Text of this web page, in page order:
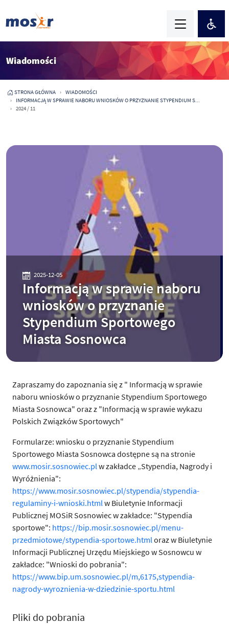
Wiadomości
STRONA GŁÓWNA
WIADOMOŚCI
INFORMACJĄ W SPRAWIE NABORU WNIOSKÓW O PRZYZNANIE STYPENDIUM S...
2024 / 11
2025-12-05
Informacją w sprawie naboru
wniosków o przyznanie
Stypendium Sportowego
Miasta Sosnowca
Zapraszamy do zapoznania się z " Informacją w sprawie
naboru wniosków o przyznanie Stypendium Sportowego
Miasta Sosnowca" oraz z "Informacją w sprawie wykazu
Polskich Związków Sportowych"
Formularze: wniosku o przyznanie Stypendium
Sportowego Miasta Sosnowca dostępne są na stronie
www.mosir.sosnowiec.plw zakładce „Stypendia, Nagrody i
Wyróżnienia":
https://www.mosir.sosnowiec.pl/stypendia/stypendia-
regulaminy-i-wnioski.htmlw Biuletynie Informacji
Publicznej MOSiR Sosnowiec w zakładce: "Stypendia
sportowe": https://bip.mosir.sosnowiec.pl/menu-
przedmiotowe/stypendia-sportowe.htmloraz w Biuletynie
Informacji Publicznej Urzędu Miejskiego w Sosnowcu w
zakładce: "Wnioski do pobrania":
https://www.bip.um.sosnowiec.pl/m,6175,stypendia-
nagrody-wyroznienia-w-dziedzinie-sportu.html
Pliki do pobrania